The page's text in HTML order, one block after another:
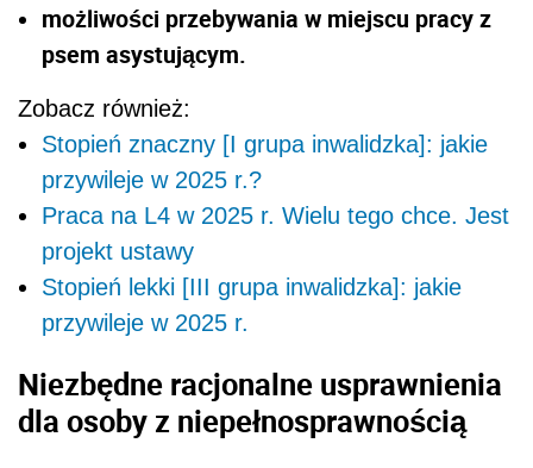
możliwości przebywania w miejscu pracy z
psem asystującym.
Zobacz również:
Stopień znaczny [I grupa inwalidzka]: jakie
przywileje w 2025 r.?
Praca na L4 w 2025 r. Wielu tego chce. Jest
projekt ustawy
Stopień lekki [III grupa inwalidzka]: jakie
przywileje w 2025 r.
Niezbędne racjonalne usprawnienia
dla osoby z niepełnosprawnością